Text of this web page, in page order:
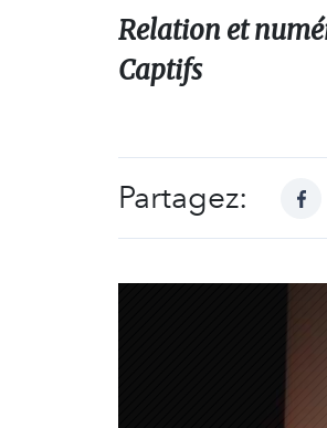
Relation et
Captifs
Partagez: